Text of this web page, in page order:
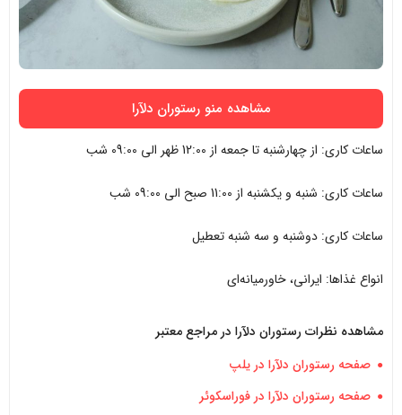
مشاهده منو رستوران دلآرا
ساعات کاری: از چهارشنبه تا جمعه از 12:00 ظهر الی 09:00 شب
ساعات کاری: شنبه و یکشنبه از 11:00 صبح الی 09:00 شب
ساعات کاری: دوشنبه و سه‌ شنبه تعطیل
انواع غذاها: ایرانی، خاورمیانه‌ای
مشاهده نظرات رستوران دلآرا در مراجع معتبر
صفحه رستوران دلآرا در یلپ
صفحه رستوران دلآرا در فوراسکوئر